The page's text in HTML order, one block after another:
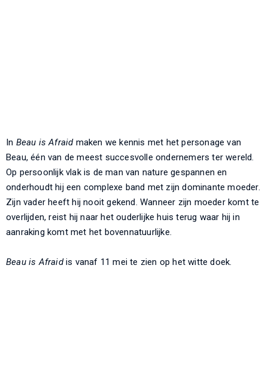
In Beau is Afraid maken we kennis met het personage van
Beau, één van de meest succesvolle ondernemers ter wereld.
Op persoonlijk vlak is de man van nature gespannen en
onderhoudt hij een complexe band met zijn dominante moeder.
Zijn vader heeft hij nooit gekend. Wanneer zijn moeder komt te
overlijden, reist hij naar het ouderlijke huis terug waar hij in
aanraking komt met het bovennatuurlijke.
Beau is Afraidis vanaf 11 mei te zien op het witte doek.